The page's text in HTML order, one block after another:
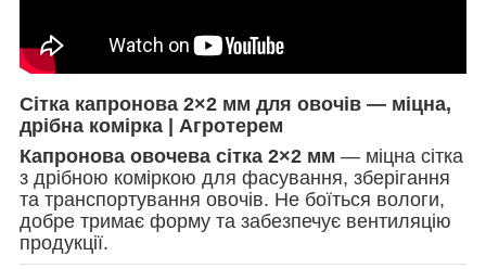
Сітка капронова 2×2 мм для овочів — міцна,
дрібна комірка | Агротерем
Капронова овочева сітка 2×2 мм — міцна сітка
з дрібною коміркою для фасування, зберігання
та транспортування овочів. Не боїться вологи,
добре тримає форму та забезпечує вентиляцію
продукції.